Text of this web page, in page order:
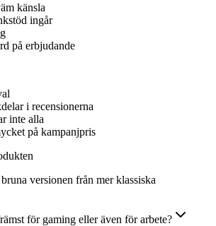
känsla
ingår
på erbjudande
i recensionerna
inte alla
på kampanjpris
versionen från mer klassiska
för gaming eller även för arbete?